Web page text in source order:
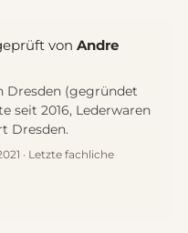
von Andre
Dresden (gegründet
seit 2016, Lederwaren
Dresden.
· Letzte fachliche